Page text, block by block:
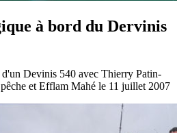
à bord du Dervinis
d'un Devinis 540 avec Thierry Patin-
et Efflam Mahé le 11 juillet 2007